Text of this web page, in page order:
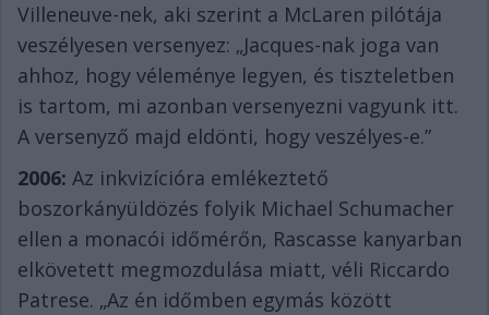
Villeneuve-nek, aki szerint a McLaren pilótája
veszélyesen versenyez: „Jacques-nak joga van
ahhoz, hogy véleménye legyen, és tiszteletben
is tartom, mi azonban versenyezni vagyunk itt.
A versenyző majd eldönti, hogy veszélyes-e.”
2006: Az inkvizícióra emlékeztető
boszorkányüldözés folyik Michael Schumacher
ellen a monacói időmérőn, Rascasse kanyarban
elkövetett megmozdulása miatt, véli Riccardo
Patrese. „Az én időmben egymás között